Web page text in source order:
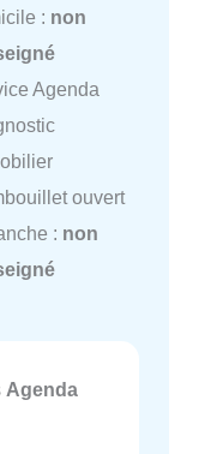
: non
Agenda
ouvert
: non
Agenda